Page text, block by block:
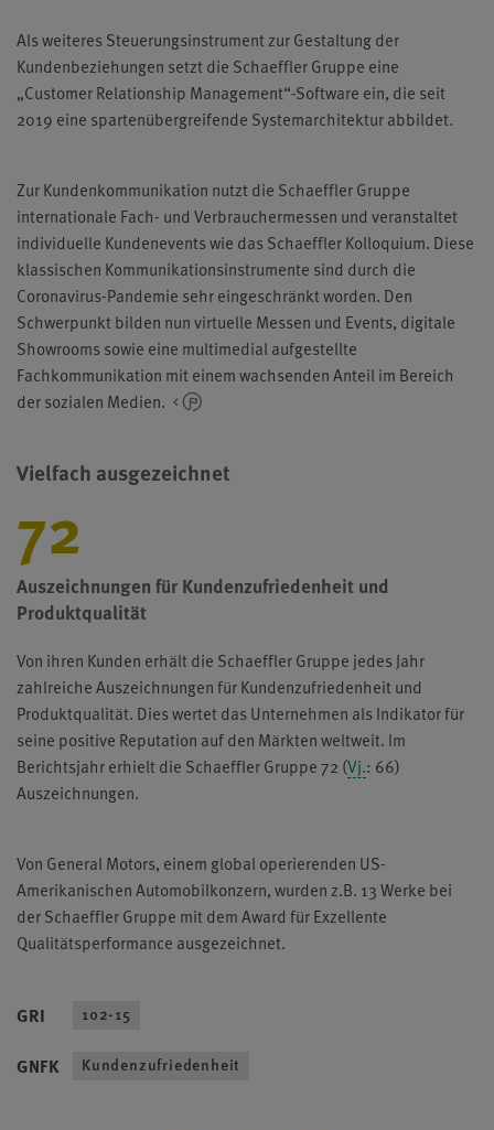
Als weiteres Steuerungsinstrument zur Gestaltung der
Kundenbeziehungen setzt die Schaeffler Gruppe eine
„Customer Relationship Management“-Software ein, die seit
2019 eine spartenübergreifende Systemarchitektur abbildet.
Zur Kundenkommunikation nutzt die Schaeffler Gruppe
internationale Fach- und Verbrauchermessen und veranstaltet
individuelle Kundenevents wie das Schaeffler Kolloquium. Diese
klassischen Kommunikationsinstrumente sind durch die
Coronavirus-Pandemie sehr eingeschränkt worden. Den
Schwerpunkt bilden nun virtuelle Messen und Events, digitale
Showrooms sowie eine multimedial aufgestellte
Fachkommunikation mit einem wachsenden Anteil im Bereich
der sozialen Medien.
Vielfach ausgezeichnet
72
Auszeichnungen für Kundenzufriedenheit und
Produktqualität
Von ihren Kunden erhält die Schaeffler Gruppe jedes Jahr
zahlreiche Auszeichnungen für Kundenzufriedenheit und
Produktqualität. Dies wertet das Unternehmen als Indikator für
seine positive Reputation auf den Märkten weltweit. Im
Berichtsjahr erhielt die Schaeffler Gruppe 72 (Vj.: 66)
Auszeichnungen.
Von General Motors, einem global operierenden US-
Amerikanischen Automobilkonzern, wurden z.B. 13 Werke bei
der Schaeffler Gruppe mit dem Award für Exzellente
Qualitätsperformance ausgezeichnet.
GRI 102-15
GNFK Kundenzufriedenheit